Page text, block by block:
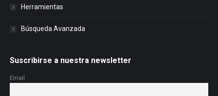
Herramientas
Búsqueda Avanzada
Suscribirse a nuestra newsletter
Email